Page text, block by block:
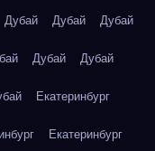
Дубай Дубай Дубай
Дубай Дубай
Екатеринбург
Екатеринбург